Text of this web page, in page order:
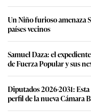
Un Niño furioso amenaza
países vecinos
Samuel Daza: el
de Fuerza Popular y sus
Diputados 2026-2031:
perfil de la nueva Cámara